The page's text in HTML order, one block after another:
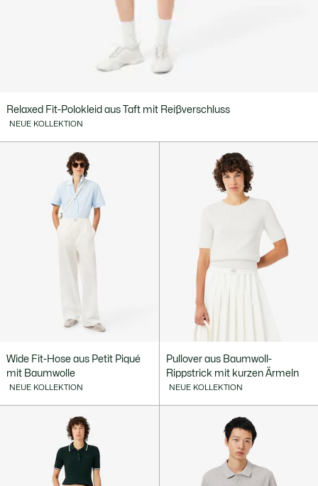
Relaxed Fit-Polokleid aus Taft mit Reißverschluss
NEUE KOLLEKTION
Wide Fit-Hose aus Petit Piqué
mit Baumwolle
NEUE KOLLEKTION
Pullover aus Baumwoll-
Rippstrick mit kurzen Ärmeln
NEUE KOLLEKTION